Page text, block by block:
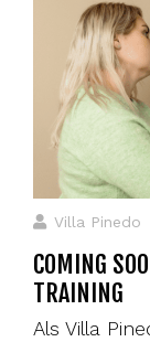
Villa Pinedo
COMING
TRAINING
Als Villa